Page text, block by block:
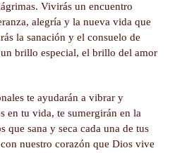
Vivirás un encuentro
alegría y la nueva vida que
la sanación y el consuelo de
brillo especial, el brillo del amor
te ayudarán a vibrar y
en tu vida, te sumergirán en la
que sana y seca cada una de tus
nuestro corazón que Dios vive